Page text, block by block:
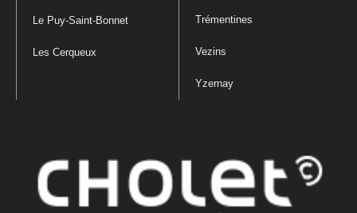
Le Puy-Saint-Bonnet
Les Cerqueux
Trémentines
Vezins
Yzernay